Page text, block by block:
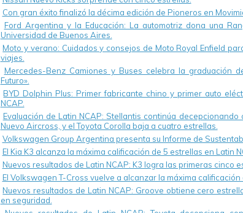
Con gran éxito finalizó la décima edición de Pioneros en
Ford Argentina y la Educación: La automotriz dona una
Universidad de Buenos Aires.
Moto y verano: Cuidados y consejos de Moto Royal Enfield
viajes.
Mercedes-Benz Camiones y Buses celebra la graduación
Futuro».
BYD Dolphin Plus: Primer fabricante chino y primer auto
NCAP.
Evaluación de Latin NCAP: Stellantis continúa
Nuevo Aircross, y el Toyota Corolla baja a cuatro estrellas.
Volkswagen Group Argentina presenta su Informe de
El Kia K3 alcanza la máxima calificación de 5 estrellas en Latin
Nuevos resultados de Latin NCAP: K3 logra las primeras cinco
El Volkswagen T-Cross vuelve a alcanzar la máxima calificación
Nuevos resultados de Latin NCAP: Groove obtiene cero
en seguridad.